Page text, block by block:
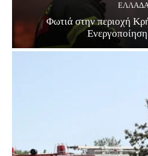
Φωτιά στην περιοχή